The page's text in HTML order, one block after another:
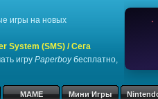
игры на новых
System (SMS) / Сега
игру Paperboyбесплатно,
MAME Мини Игры